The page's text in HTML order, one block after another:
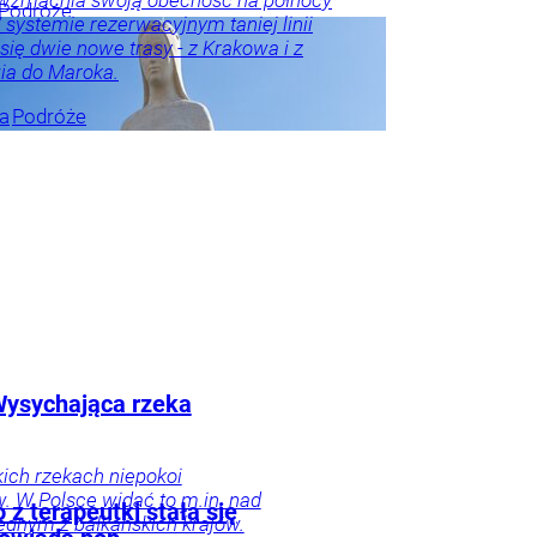
systemie rezerwacyjnym taniej linii
dwie nowe trasy - z Krakowa i z
do Maroka.
Podróże
rzeka
rzekach niepokoi
W Polsce widać to m.in. nad
z bałkańskich krajów.
z terapeutki stała się